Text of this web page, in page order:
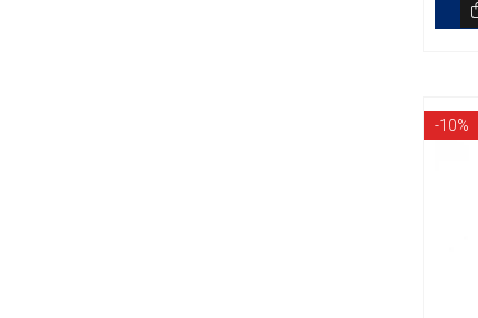
-10%